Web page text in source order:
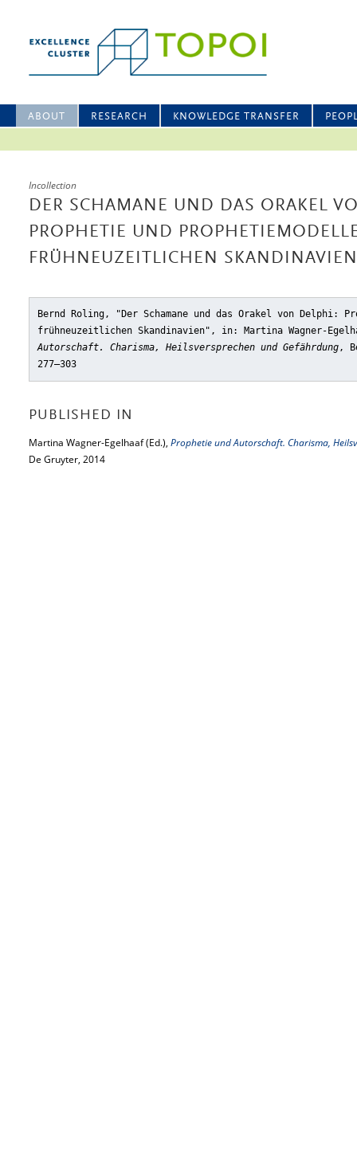
ABOUT RESEARCH KNOWLEDGE TRANSFER
Incollection
DER SCHAMANE UND DAS ORAKEL
PROPHETIE UND
FRÜHNEUZEITLICHEN SKANDINAVIEN
Bernd Roling, "Der Schamane und das Orakel von Delphi:
frühneuzeitlichen Skandinavien" , in: Martina Wagner-
Autorschaft. Charisma, Heilsversprechen und Gefährdung,
277–303
PUBLISHED IN
Martina Wagner-Egelhaaf (Ed.), Prophetie und Autorschaft. Charisma,
De Gruyter, 2014